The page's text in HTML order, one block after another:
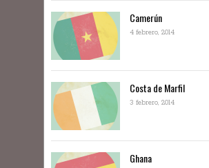
Camerún
4 febrero, 2014
Costa de Marfil
3 febrero, 2014
Ghana